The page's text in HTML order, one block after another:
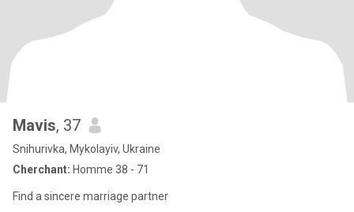
Mavis, 37
Snihurivka, Mykolayiv, Ukraine
Cherchant: Homme 38 - 71
Find a sincere marriage partner